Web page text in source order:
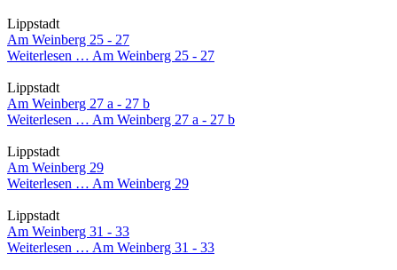
Lippstadt
Am Weinberg 25 - 27
Weiterlesen … Am Weinberg 25 - 27
Lippstadt
Am Weinberg 27 a - 27 b
Weiterlesen … Am Weinberg 27 a - 27 b
Lippstadt
Am Weinberg 29
Weiterlesen … Am Weinberg 29
Lippstadt
Am Weinberg 31 - 33
Weiterlesen … Am Weinberg 31 - 33